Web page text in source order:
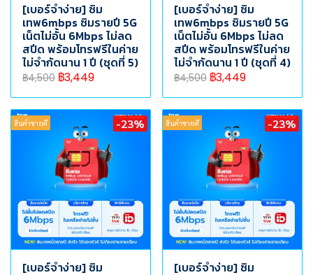
[เบอร์จำง่าย] ซิม
เทพ6mbps ซิมรายปี 5G
เน็ตไม่อั้น 6Mbps ไม่ลด
สปีด พร้อมโทรฟรีในค่าย
ไม่จำกัดนาน 1 ปี (ชุดที่ 5)
฿4,500 ฿3,449
[เบอร์จำง่าย] ซิม
เทพ6mbps ซิมรายปี 5G
เน็ตไม่อั้น 6Mbps ไม่ลด
สปีด พร้อมโทรฟรีในค่าย
ไม่จำกัดนาน 1 ปี (ชุดที่ 4)
฿4,500 ฿3,449
สินค้าขายดี -23%
[เบอร์จำง่าย] ซิม
สินค้าขายดี -23%
[เบอร์จำง่าย] ซิม